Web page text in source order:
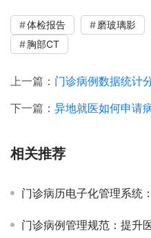
体检报告 磨玻璃影
胸部CT
上一篇： 门诊病例数据统计
下一篇： 异地就医如何申请
相关推荐
门诊病历电子化管理系统
门诊病例管理规范：提升